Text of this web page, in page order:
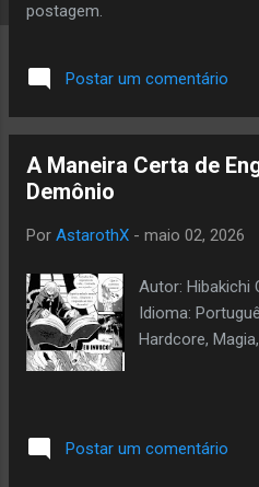
s
postagem.
Postar um comentário
A Maneira Certa de
Demônio
Por AstarothX - maio 02, 2026
Autor: Hibakichi
Idioma:
Hardcore,
Postar um comentário